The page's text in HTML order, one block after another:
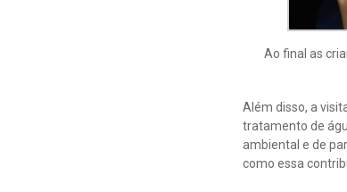
Ao final as
Além disso, a
tratamento de
ambiental e de
como essa